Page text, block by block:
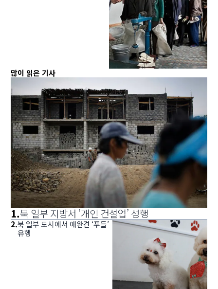
많이 읽은 기사
1.북 일부 지방서 ‘개인 건설업’ 성행
2.북 일부 도시에서 애완견 ‘푸들’
유행